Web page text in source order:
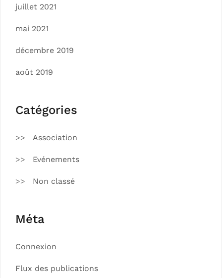
juillet 2021
mai 2021
décembre 2019
août 2019
Catégories
Association
Evénements
Non classé
Méta
Connexion
Flux des publications